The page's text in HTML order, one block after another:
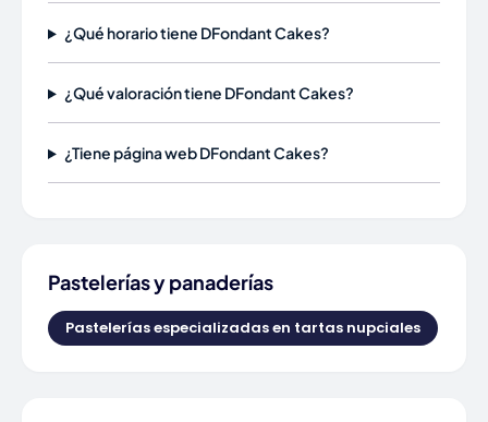
¿Qué horario tiene DFondant Cakes?
¿Qué valoración tiene DFondant Cakes?
¿Tiene página web DFondant Cakes?
Pastelerías y panaderías
Pastelerías especializadas en tartas nupciales